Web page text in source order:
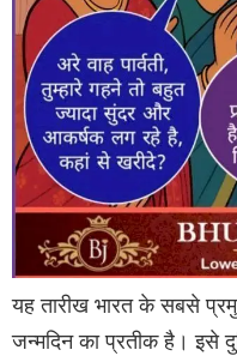
यह तारीख भारत के सबसे
जन्मदिन का प्रतीक है। इसे